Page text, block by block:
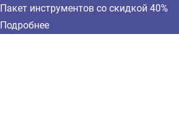
Пакет инструментов со скидкой 40%
Подробнее